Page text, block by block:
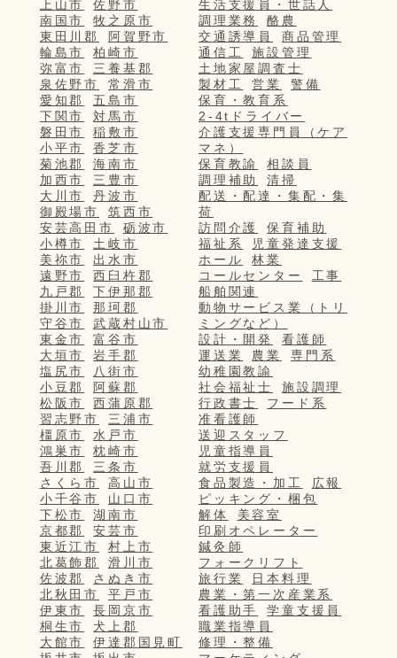
上山市
佐野市
南国市
牧之原市
東田川郡
阿賀野市
輪島市
柏崎市
弥富市
三養基郡
泉佐野市
常滑市
愛知郡
五島市
下関市
対馬市
磐田市
稲敷市
小平市
香芝市
菊池郡
海南市
加西市
三豊市
大川市
丹波市
御殿場市
筑西市
安芸高田市
砺波市
小樽市
土岐市
美祢市
出水市
遠野市
西臼杵郡
九戸郡
下伊那郡
掛川市
那珂郡
守谷市
武蔵村山市
東金市
富谷市
大垣市
岩手郡
塩尻市
八街市
小豆郡
阿蘇郡
松阪市
西蒲原郡
習志野市
三浦市
橿原市
水戸市
鴻巣市
枕崎市
吾川郡
三条市
さくら市
高山市
小千谷市
山口市
下松市
湖南市
京都郡
安芸市
東近江市
村上市
北葛飾郡
滑川市
佐波郡
さぬき市
北秋田市
平戸市
伊東市
長岡京市
桐生市
犬上郡
大館市
伊達郡国見町
生活支援員・世話人
調理業務
酪農
交通誘導員
商品管理
通信工
施設管理
土地家屋調査士
製材工
営業
警備
保育・教育系
2-4tドライバー
介護支援専門員（ケア
マネ）
保育教諭
相談員
調理補助
清掃
配送・配達・集配・集
荷
訪問介護
保育補助
福祉系
児童発達支援
ホール
林業
コールセンター
工事
船舶関連
動物サービス業（トリ
ミングなど）
設計・開発
看護師
運送業
農業
専門系
幼稚園教諭
社会福祉士
施設調理
行政書士
フード系
准看護師
送迎スタッフ
児童指導員
就労支援員
食品製造・加工
広報
ピッキング・梱包
解体
美容室
印刷オペレーター
鍼灸師
フォークリフト
旅行業
日本料理
農業・第一次産業系
看護助手
学童支援員
職業指導員
修理・整備